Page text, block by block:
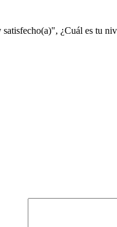
¿Cuál es tu